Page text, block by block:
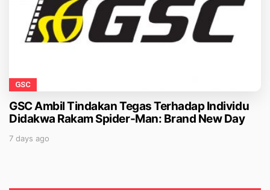
GSC
GSC Ambil Tindakan Tegas Terhadap Individu
Didakwa Rakam Spider-Man: Brand New Day
7 days ago